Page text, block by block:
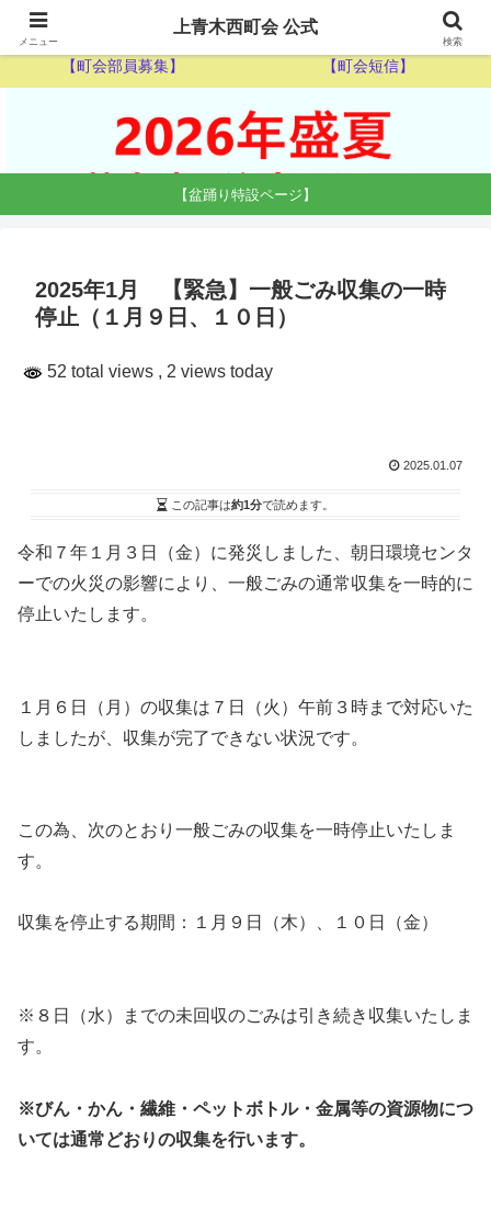
【ゴミ収集カレンダー】 【休日当番医】
【町会部員募集】 【町会短信】
【盆踊り特設ページ】
2025年1月 【緊急】一般ごみ収集の一時
停止（１月９日、１０日）
52 total views , 2 views today
2025.01.07
この記事は約1分で読めます。
令和７年１月３日（金）に発災しました、朝日環境センタ
ーでの火災の影響により、一般ごみの通常収集を一時的に
停止いたします。
１月６日（月）の収集は７日（火）午前３時まで対応いた
しましたが、収集が完了できない状況です。
この為、次のとおり一般ごみの収集を一時停止いたしま
す。
収集を停止する期間：１月９日（木）、１０日（金）
※８日（水）までの未回収のごみは引き続き収集いたしま
す。
※びん・かん・繊維・ペットボトル・金属等の資源物につ
いては通常どおりの収集を行います。
メニュー
上青木西町会 公式
検索